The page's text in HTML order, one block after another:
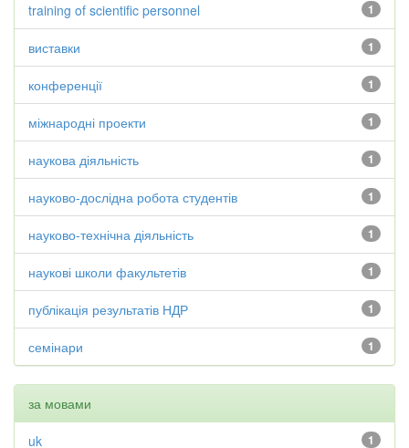
1
training of scientific personnel
1
виставки
1
конференції
1
міжнародні проекти
1
наукова діяльність
1
науково-дослідна робота студентів
1
науково-технічна діяльність
1
наукові школи факультетів
1
публікація результатів НДР
1
семінари
за мовами
1
uk